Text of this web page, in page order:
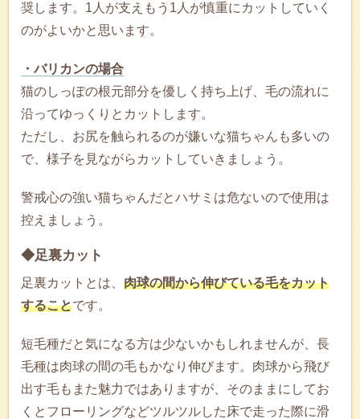
奨します。1人が支えもう1人が慎重にカットしていく
のがよいかと思います。
・バリカンの場合
猫のしっぽの根元部分を優しく持ち上げ、毛の流れに
沿ってゆっくりとカットします。
ただし、お尻を触られるのが嫌いな猫ちゃんも多いの
で、様子を見ながらカットしていきましょう。
警戒心の強い猫ちゃんだとハサミは危ないので使用は
控えましょう。
◆足裏カット
足裏カットとは、 肉球の間から伸びている毛をカット
することです。
短毛種だと気になる方は少ないかもしれませんが、長
毛種は肉球の間の毛もかなり伸びます。肉球から飛び
出す毛もまた魅力ではありますが、そのままにしてお
くとフローリングなどツルツルした床で走った際に滑